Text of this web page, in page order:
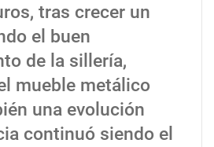
tras crecer un
el buen
de la sillería,
mueble metálico
una evolución
continuó siendo el